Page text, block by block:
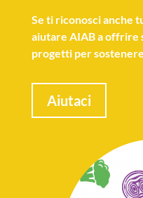
Se ti riconosci anche
aiutare AIAB a offrire
progetti per
Aiutaci